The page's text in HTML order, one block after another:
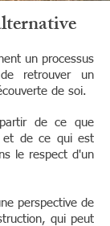
un processus
retrouver un
de soi.
de ce que
et de ce qui est
le respect d'un
perspective de
qui peut